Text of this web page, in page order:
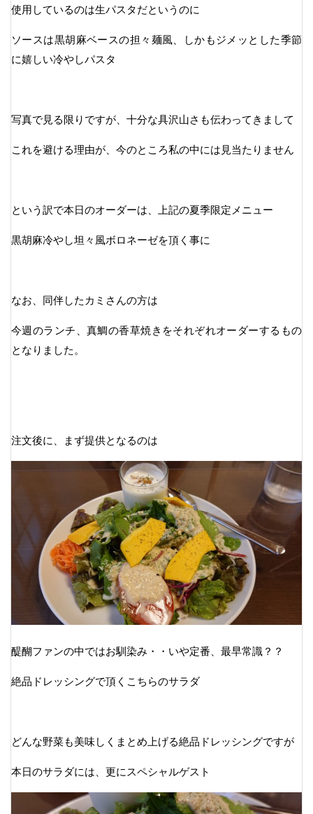
使用しているのは生パスタだというのに
ソースは黒胡麻ベースの担々麺風、しかもジメッとした季節
に嬉しい冷やしパスタ
写真で見る限りですが、十分な具沢山さも伝わってきまして
これを避ける理由が、今のところ私の中には見当たりません
という訳で本日のオーダーは、上記の夏季限定メニュー
黒胡麻冷やし坦々風ボロネーゼを頂く事に
なお、同伴したカミさんの方は
今週のランチ、真鯛の香草焼きをそれぞれオーダーするもの
となりました。
注文後に、まず提供となるのは
醍醐ファンの中ではお馴染み・・いや定番、最早常識？？
絶品ドレッシングで頂くこちらのサラダ
どんな野菜も美味しくまとめ上げる絶品ドレッシングですが
本日のサラダには、更にスペシャルゲスト